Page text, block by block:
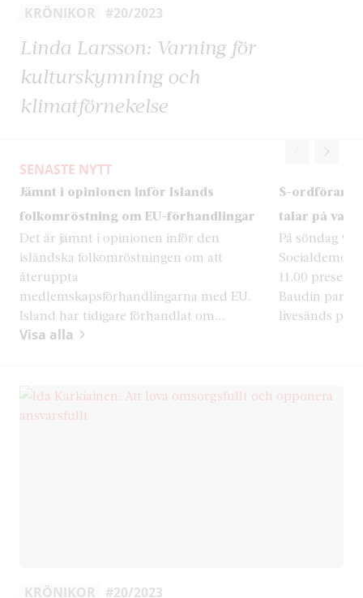
KRÖNIKOR #20/2023
Linda Larsson: Varning för
kulturskymning och
klimatförnekelse
SENASTE NYTT
Jämnt i opinionen inför Islands
folkomröstning om EU-förhandlingar
Det är jämnt i opinionen inför den
isländska folkomröstningen om att
återuppta
medlemskapsförhandlingarna med EU.
Island har tidigare förhandlat om...
S-
talar på
På söndag 9
11.00
Baudin
livesänds på
Visa alla
KRÖNIKOR #20/2023